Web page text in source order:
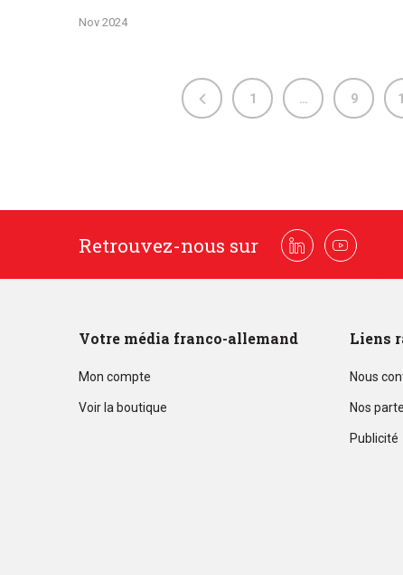
Nov 2024
1 … 9
Retrouvez-nous sur LinkedinYoutube
Votre média franco-allemand
Mon compte
Voir la boutique
Liens
Nous
Nos
Publicité